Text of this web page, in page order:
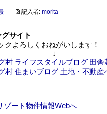
記入者: morita
サイト
よろしくおねがいします！
↓
ゾート物件情報Webへ